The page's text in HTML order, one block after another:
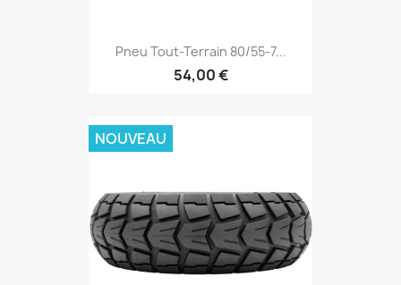
Pneu Tout-Terrain 80/55-7...
54,00 €
NOUVEAU